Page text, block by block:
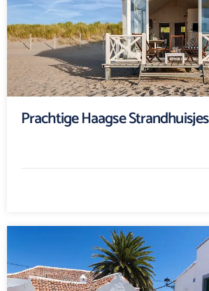
Prachtige Haagse Strandhuisjes